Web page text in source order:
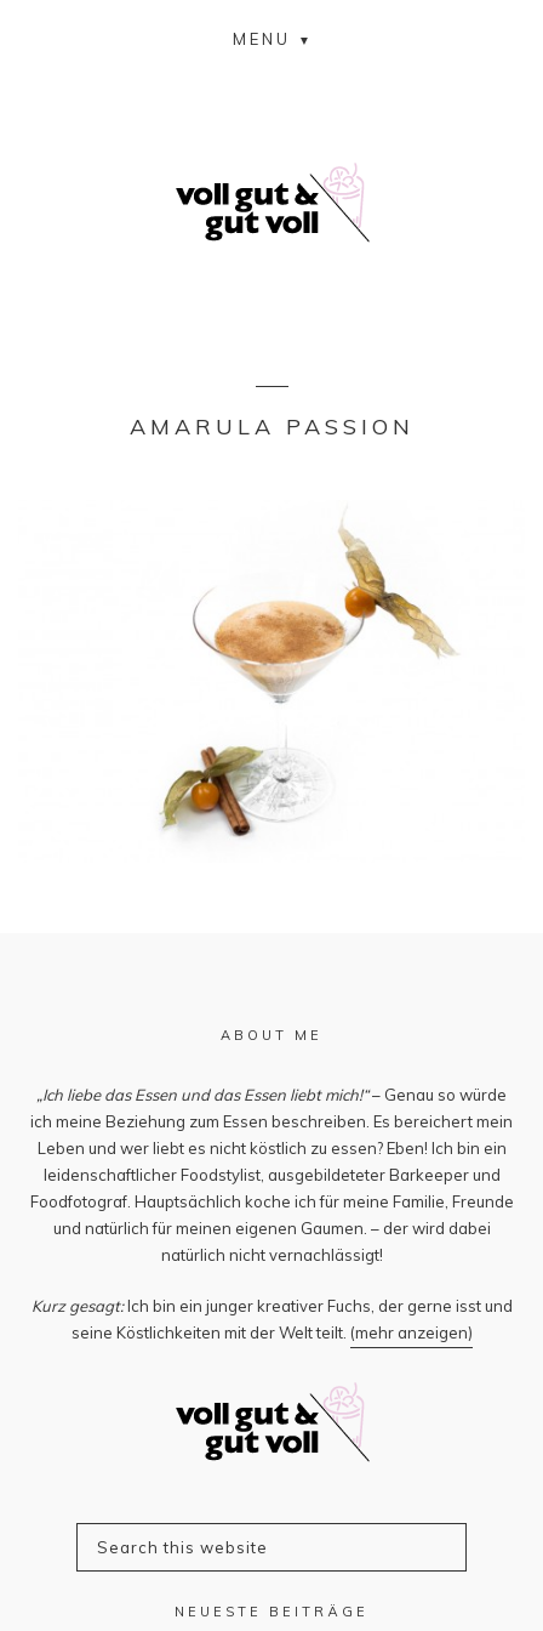
MENU
AMARULA PASSION
ABOUT ME
„Ich liebe das Essen und das Essen liebt mich!“– Genau so würde
ich meine Beziehung zum Essen beschreiben. Es bereichert mein
Leben und wer liebt es nicht köstlich zu essen? Eben! Ich bin ein
leidenschaftlicher Foodstylist, ausgebildeteter Barkeeper und
Foodfotograf. Hauptsächlich koche ich für meine Familie, Freunde
und natürlich für meinen eigenen Gaumen. – der wird dabei
natürlich nicht vernachlässigt!
Kurz gesagt:Ich bin ein junger kreativer Fuchs, der gerne isst und
seine Köstlichkeiten mit der Welt teilt. (mehr anzeigen)
NEUESTE BEITRÄGE